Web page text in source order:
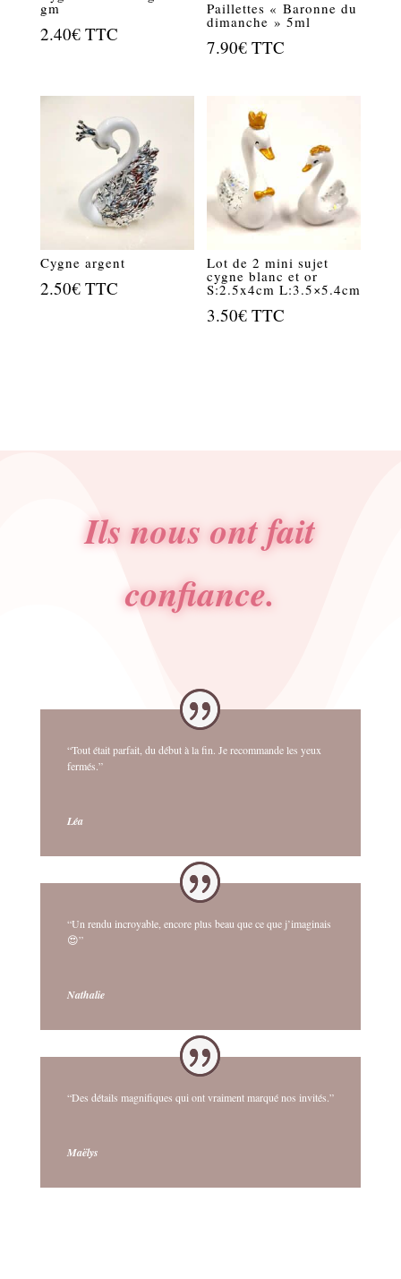
gm
2.40€ TTC
Paillettes « Baronne du
dimanche » 5ml
7.90€ TTC
Cygne argent
2.50€ TTC
Lot de 2 mini sujet
cygne blanc et or
S:2.5x4cm L:3.5×5.4cm
3.50€ TTC
Ils nous ont fait
confiance.
“Tout était parfait, du début à la fin. Je recommande les yeux
fermés.”
Léa
“Un rendu incroyable, encore plus beau que ce que j’imaginais
😍”
Nathalie
“Des détails magnifiques qui ont vraiment marqué nos invités.”
Maëlys